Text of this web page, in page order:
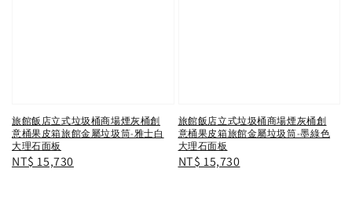
旅館飯店立式垃圾桶商場煙灰桶創
意桶果皮箱旅館金屬垃圾筒-雅士白
大理石面板
Regular
NT$ 15,730
旅館飯店立式垃圾桶商場煙灰桶創
意桶果皮箱旅館金屬垃圾筒-墨綠色
大理石面板
Regular
NT$ 15,730